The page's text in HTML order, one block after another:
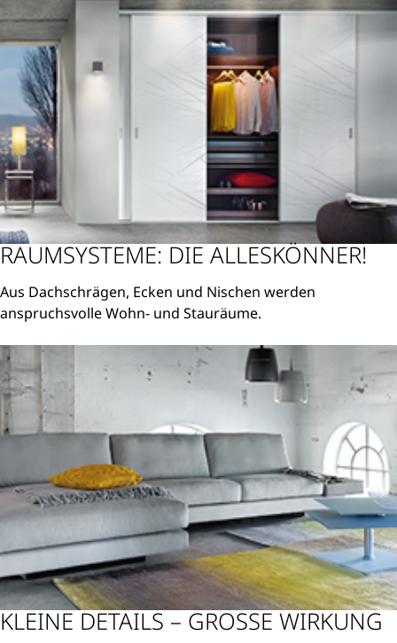
RAUMSYSTEME: DIE ALLESKÖNNER!
Aus Dachschrägen, Ecken und Nischen werden
anspruchsvolle Wohn- und Stauräume.
KLEINE DETAILS – GROSSE WIRKUNG